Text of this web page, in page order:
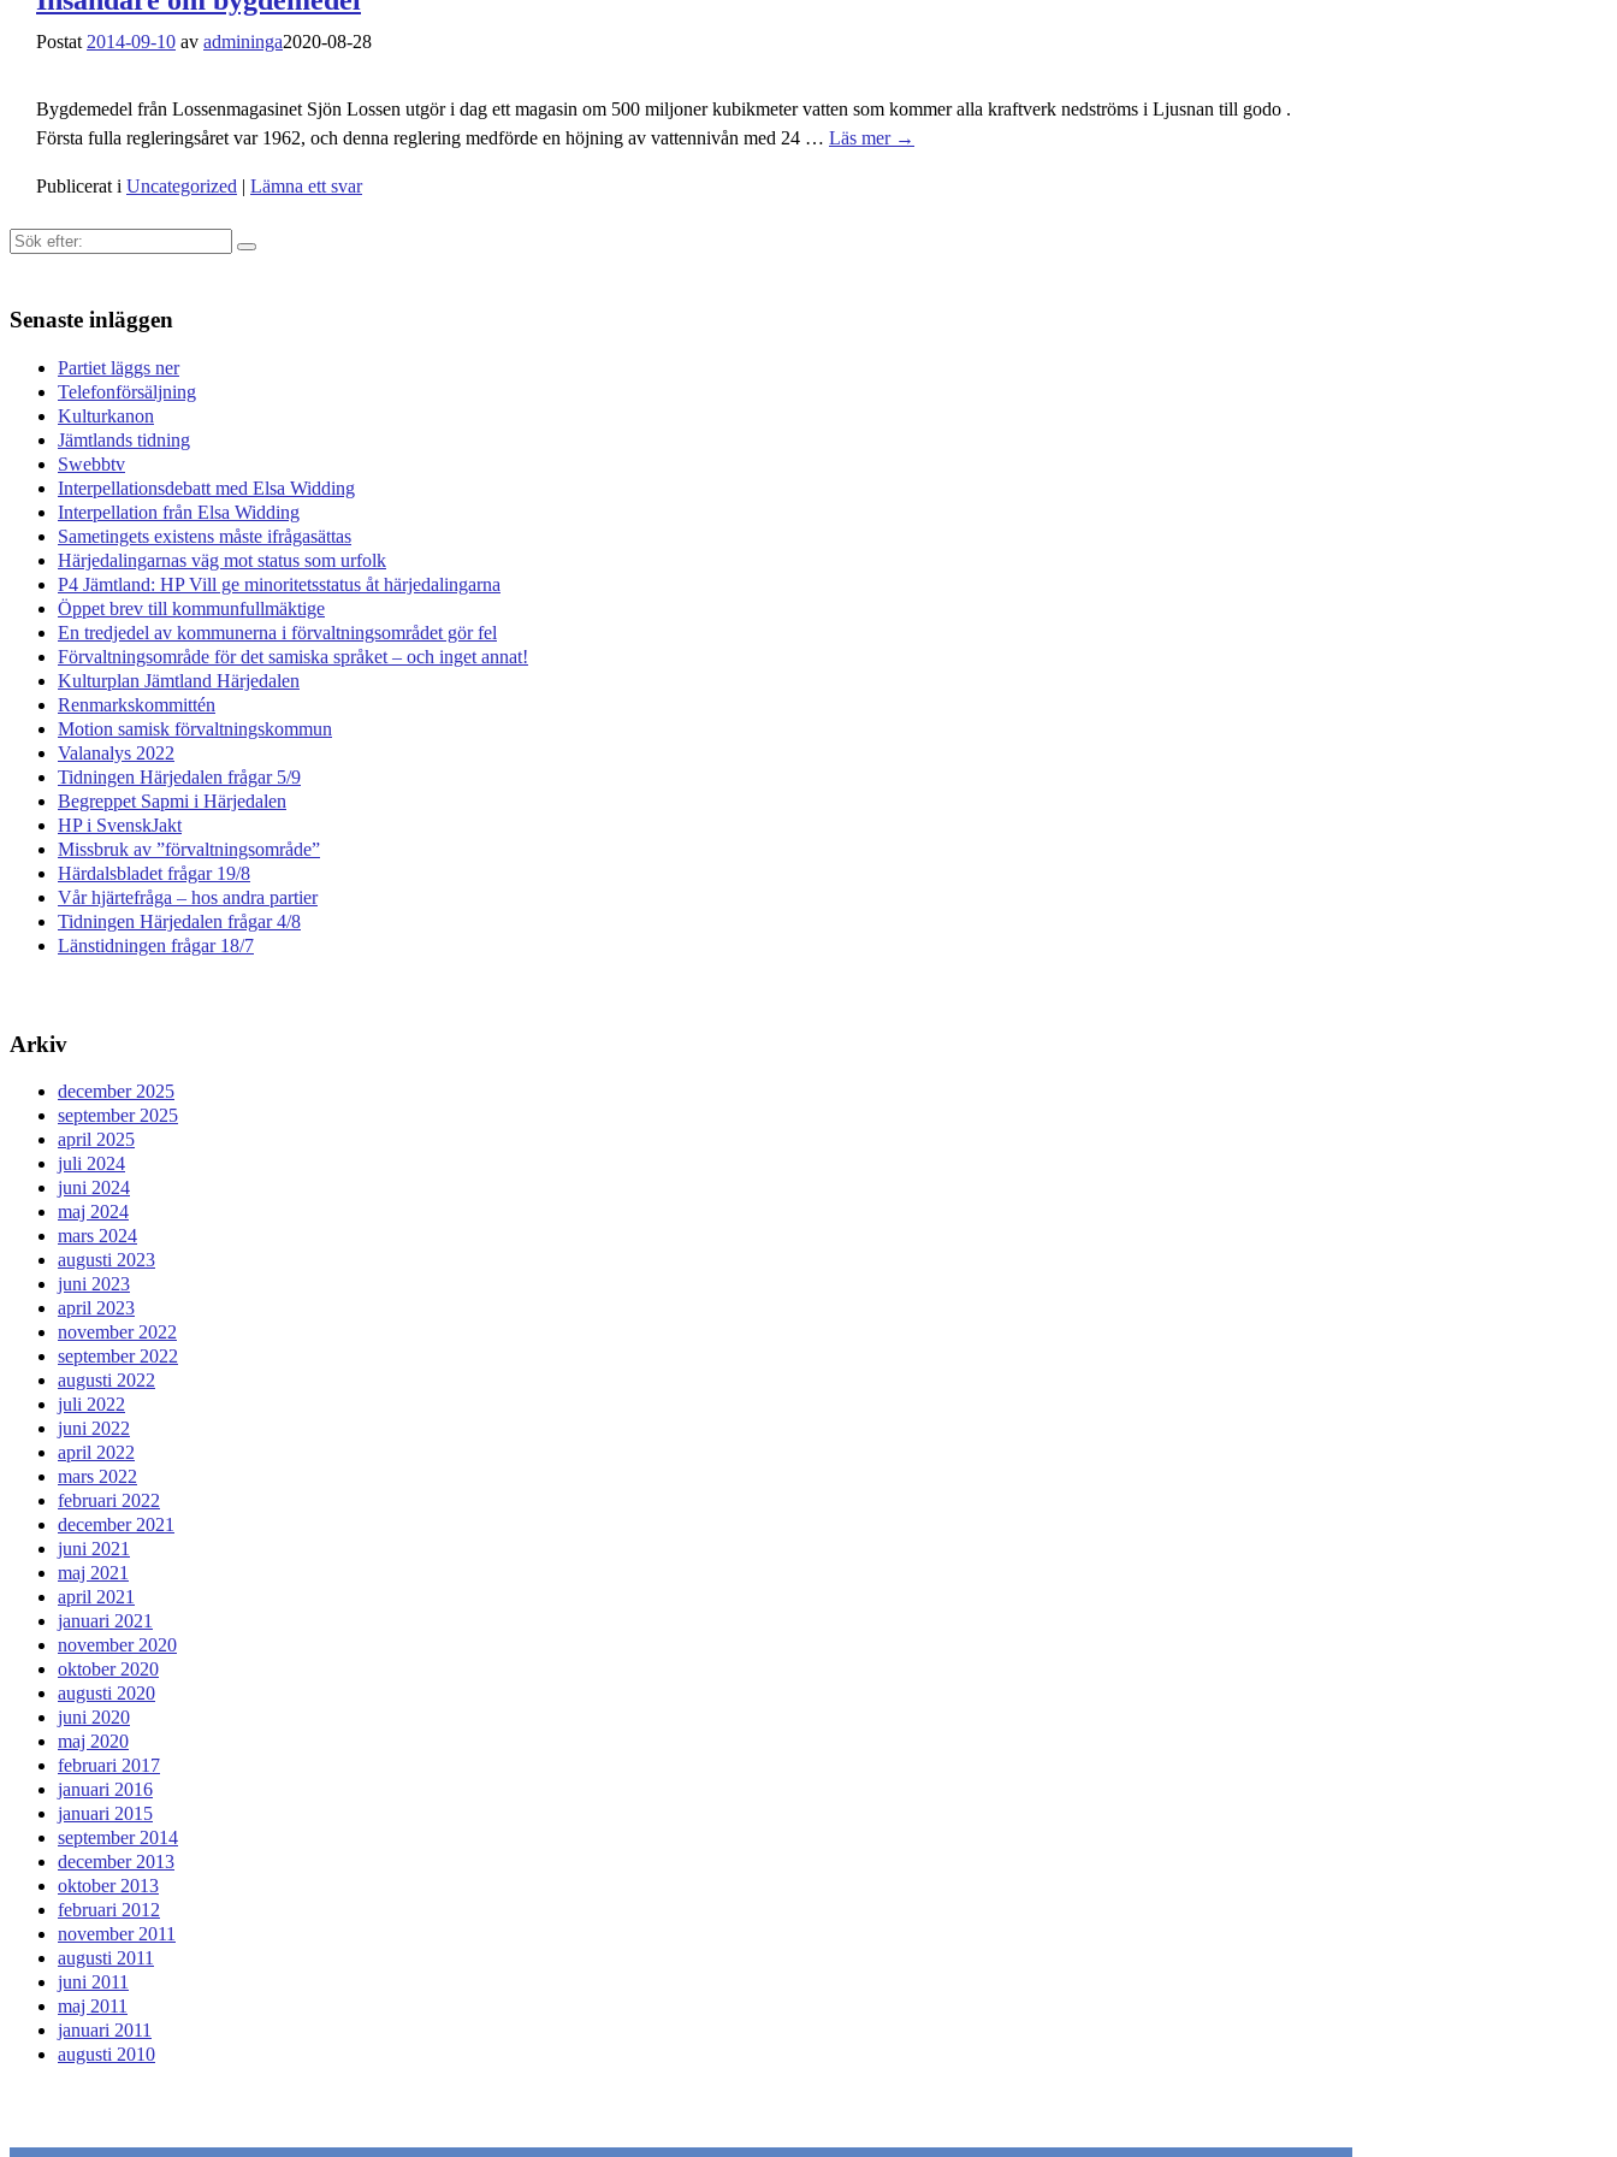
Postat 2014-09-10 av admininga2020-08-28
Bygdemedel från Lossenmagasinet Sjön Lossen utgör i dag ett magasin om 500 miljoner kubikmeter vatten som kommer alla kraftverk nedströms i Ljusnan till godo .
Första fulla regleringsåret var 1962, och denna reglering medförde en höjning av vattennivån med 24 … Läs mer →
Publicerat i Uncategorized | Lämna ett svar
Sök
Senaste inläggen
Partiet läggs ner
Telefonförsäljning
Kulturkanon
Jämtlands tidning
Swebbtv
Interpellationsdebatt med Elsa Widding
Interpellation från Elsa Widding
Sametingets existens måste ifrågasättas
Härjedalingarnas väg mot status som urfolk
P4 Jämtland: HP Vill ge minoritetsstatus åt härjedalingarna
Öppet brev till kommunfullmäktige
En tredjedel av kommunerna i förvaltningsområdet gör fel
Förvaltningsområde för det samiska språket – och inget annat!
Kulturplan Jämtland Härjedalen
Renmarkskommittén
Motion samisk förvaltningskommun
Valanalys 2022
Tidningen Härjedalen frågar 5/9
Begreppet Sapmi i Härjedalen
HP i SvenskJakt
Missbruk av ”förvaltningsområde”
Härdalsbladet frågar 19/8
Vår hjärtefråga – hos andra partier
Tidningen Härjedalen frågar 4/8
Länstidningen frågar 18/7
Arkiv
december 2025
september 2025
april 2025
juli 2024
juni 2024
maj 2024
mars 2024
augusti 2023
juni 2023
april 2023
november 2022
september 2022
augusti 2022
juli 2022
juni 2022
april 2022
mars 2022
februari 2022
december 2021
juni 2021
maj 2021
april 2021
januari 2021
november 2020
oktober 2020
augusti 2020
juni 2020
maj 2020
februari 2017
januari 2016
januari 2015
september 2014
december 2013
oktober 2013
februari 2012
november 2011
augusti 2011
juni 2011
maj 2011
januari 2011
augusti 2010